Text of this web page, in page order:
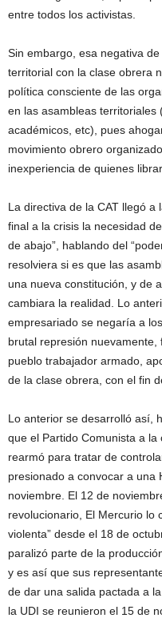
entre todos los activistas.
Sin embargo, esa negativa
territorial con la clase obrera
política consciente de las
en las asambleas territoriales
académicos, etc), pues
movimiento obrero
inexperiencia de quienes
La directiva de la CAT llegó a
final a la crisis la necesidad
de abajo”, hablando del
resolviera si es que las
una nueva constitución, y de
cambiara la realidad. Lo
empresariado se negaría a
brutal represión
pueblo trabajador armado,
de la clase obrera, con el fin
Lo anterior se desarrolló así,
que el Partido Comunista a
rearmó para tratar de
presionado a convocar a una
noviembre. El 12 de
revolucionario, El Mercurio lo
violenta” desde el 18 de
paralizó parte de la
y es así que sus
de dar una salida pactada a
la UDI se reunieron el 15 de